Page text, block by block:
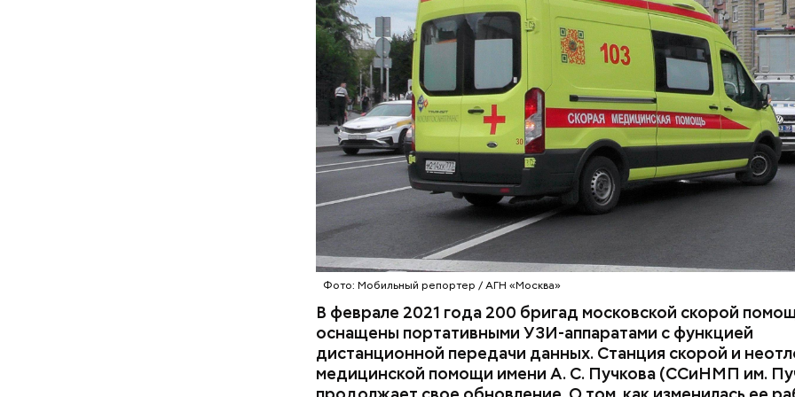
Фото: Мобильный репортер / АГН «Москва»
В феврале 2021 года 200 бригад московской скорой
оснащены портативными УЗИ-аппаратами с функцией
дистанционной передачи данных. Станция скорой и
медицинской помощи имениА. С. Пучкова (ССиНМП им.
минут, а неотложной медицинской помощи — 50 минут.